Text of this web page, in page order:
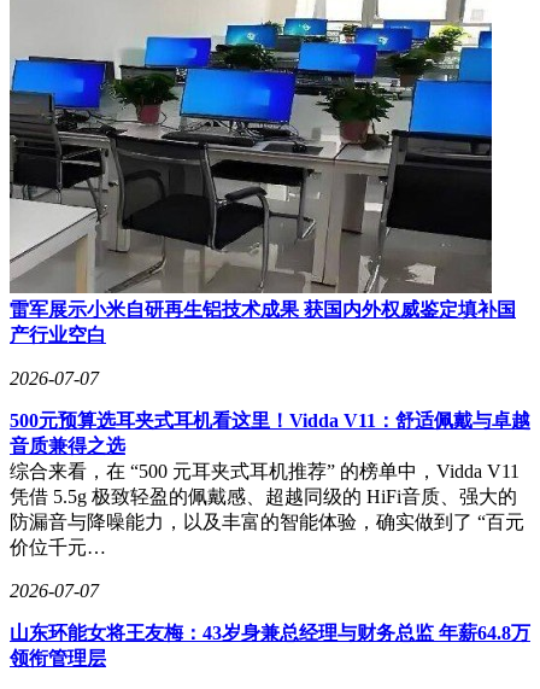
汽与华为联合打造的启境品牌首款车型GT7正式上市，这款定
位"新一代智能猎装"的产品搭载了华为六大汽车智能化解决方
案，包括乾崑智驾、鸿蒙座舱等核心技术。上市24小时内即斩
获5200台大定订单，展现出市场对高端智能猎装车的强烈需
求。更值得关注的是，这并非华为系首次在该领域发力——早
在4月，尚界品牌就推出了风尚科技猎装Z7T，起售27分钟大
定突破1.2万台，创下新能源车型预售新纪录。
技术配置成为华为系猎装车的核心竞争力。启境GT7不仅配备
L3级全链路冗余架构，覆盖供电、算力、感知等八大维度，
更在天门山山路实测中跑出9分29秒的圈速，麋鹿测试成绩达
94.17km/h。尚界Z7T则通过91%高强钢与铝合金占比的车身结
构，配合华为巨鲸800V高压电池平台，构建起从被动安全到
电池防护的立体防护体系。这些技术参数的突破，正在重塑消
车企集体押注猎装车的背后，是行业突破价格战泥潭的迫切需
求。乘联会数据显示，2025年汽车行业利润率已降至4.1%，
12月单月更是低至1.8%。在同质化竞争加剧的背景下，猎装
车凭借其与生俱来的高端基因，为车企提供了差异化突围路
径。这种起源于欧洲狩猎文化的车型，曾是豪华品牌的专属符
号，如今通过新能源技术的赋能，正在实现从"贵族玩
具"到"大众精品"的转型。
市场数据印证着这种转型的可行性。极氪品牌凭借首款猎装车
001，在2024年占据全球猎装车市场70%份额，累计销量突破
35万辆。2026年6月，极氪猎装车型单月交付量突破万辆，全
雷军展示小米自研再生铝技术成果 获国内外权威鉴定填补国
产行业空白
2026-07-07
500元预算选耳夹式耳机看这里！Vidda V11：舒适佩戴与卓越
音质兼得之选
综合来看，在 “500 元耳夹式耳机推荐” 的榜单中，Vidda V11
凭借 5.5g 极致轻盈的佩戴感、超越同级的 HiFi音质、强大的
防漏音与降噪能力，以及丰富的智能体验，确实做到了 “百元
价位千元…
2026-07-07
山东环能女将王友梅：43岁身兼总经理与财务总监 年薪64.8万
领衔管理层